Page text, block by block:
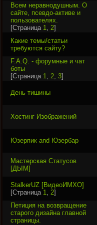
Всем неравнодушным. О
сайте, псевдо-активе и
пользователях.
[Страница 1 2]
Какие темы/статьи
требуются сайту?
F.A.Q. - форумные и чат
боты
[Страница 1 2 3]
День тишины
Хостинг Изображений
Юзерпик and Юзербар
Мастерская Статусов
[ДЫМ]
StalkerUZ [ВидеоИМХО]
[Страница 1 2]
Петиция на возвращение
старого дизайна главной
страницы.